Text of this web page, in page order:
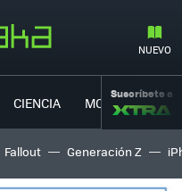
NUEVO
CIENCIA MOVILIDAD
Suscríbete a
Fallout Generación Z